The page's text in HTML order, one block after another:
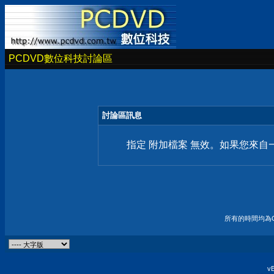
PCDVD數位科技討論區
討論區訊息
指定 附加檔案 無效。如果您來
所有的時間均為